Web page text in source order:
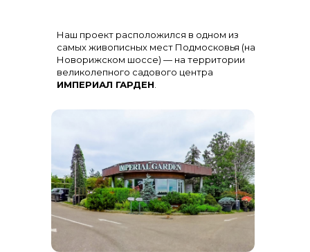
Наш проект расположился в одном из
самых живописных мест Подмосковья (на
Новорижском шоссе) — на территории
великолепного садового центра
ИМПЕРИАЛ ГАРДЕН
алюминиевыми импостами
черного цвета для жесткости и
стиля